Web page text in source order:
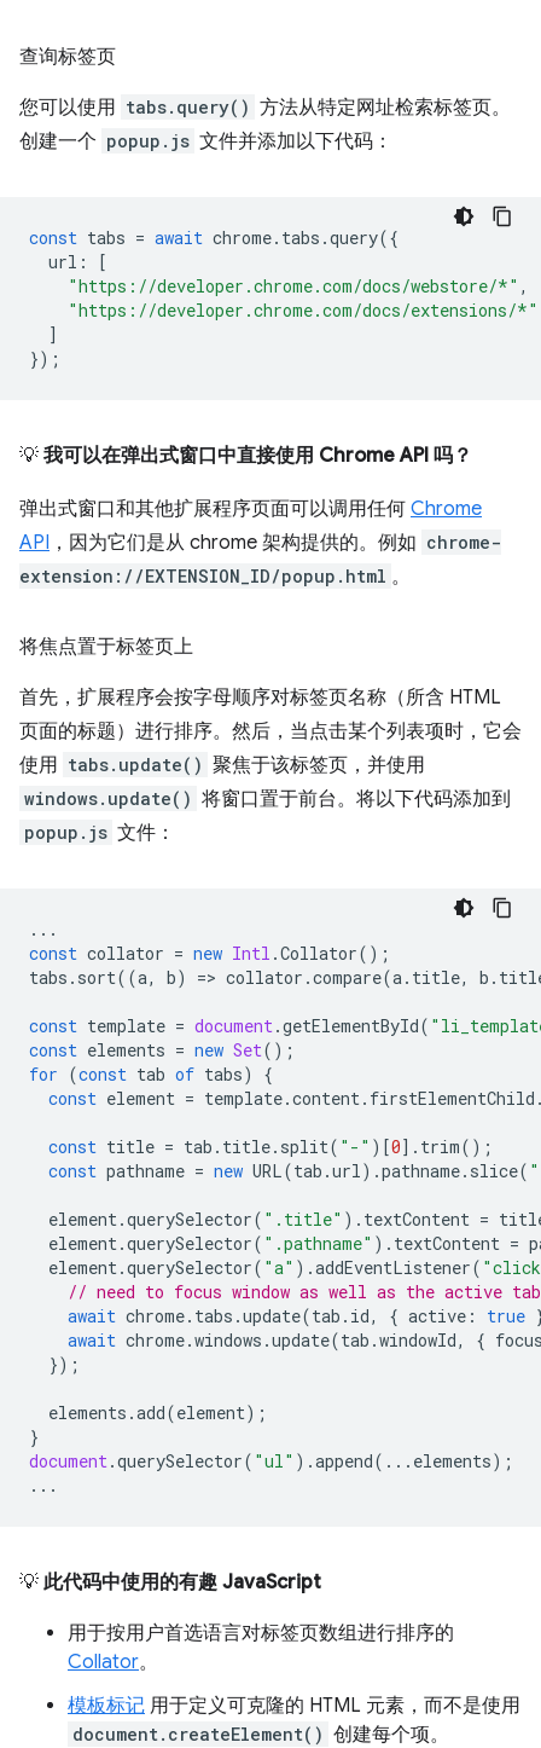
查询标签页
您可以使用 tabs.query() 方法从特定网址检索标签页。
创建一个 popup.js 文件并添加以下代码：
const tabs = await chrome. tabs .query({
url :
[
"https://developer.chrome.com/docs/webstore/*" ,
"https://developer.chrome.com/docs/extensions/*"
]
});
💡 我可以在弹出式窗口中直接使用 Chrome API 吗？
弹出式窗口和其他扩展程序页面可以调用任何 Chrome
API ，因为它们是从 chrome 架构提供的。例如 chrome-
extension://EXTENSION_ID/popup.html 。
将焦点置于标签页上
首先，扩展程序会按字母顺序对标签页名称（所含 HTML
页面的标题）进行排序。然后，当点击某个列表项时，它会
使用 tabs.update() 聚焦于该标签页，并使用
windows.update() 将窗口置于前台。将以下代码添加到
popup.js 文件：
...
const collator = new Intl .Collator();
tabs . sort((a, b) => collator .compare(a. title, b .
const template = document.getElementById(
const elements = new Set();
for (const tab of tabs)
{
const element = template.content. firstElementChild
const title = tab . title. split( "-" )[0]. trim();
const pathname = new URL(tab .url).pathname. slice(
element.querySelector( ".title" ). textContent =
element.querySelector( ".pathname" ). textContent =
element.querySelector( "a" ).addEventListener(
// need to focus window as well as the active tab
await chrome. tabs .update(tab . id, { active : true
await chrome.windows .update(tab .windowId, {
});
elements .add(element);
}
document.querySelector( "ul" ).append(... elements);
...
💡 此代码中使用的有趣 JavaScript
用于按用户首选语言对标签页数组进行排序的
Collator。
模板标记 用于定义可克隆的 HTML 元素，而不是使用
document.createElement() 创建每个项。